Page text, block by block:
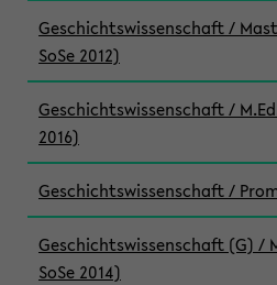
Geschichtswissenschaft /
SoSe 2012)
Geschichtswissenschaft /
2016)
Geschichtswissenschaft /
Geschichtswissenschaft (G) /
SoSe 2014)